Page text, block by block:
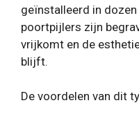
geïnstalleerd in
poortpijlers zijn
vrijkomt en de
blijft.
De voordelen van dit